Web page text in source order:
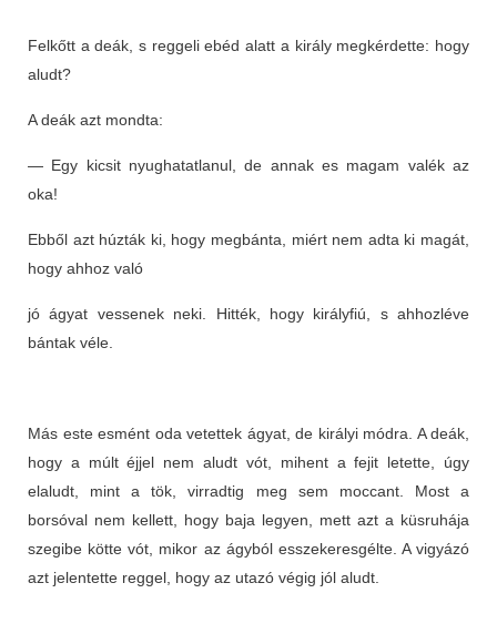
Felkőtt a deák, s reggeli ebéd alatt a király megkérdette: hogy
aludt?
A deák azt mondta:
— Egy kicsit nyughatatlanul, de annak es magam valék az
oka!
Ebből azt húzták ki, hogy megbánta, miért nem adta ki magát,
hogy ahhoz való
jó ágyat vessenek neki. Hitték, hogy királyfiú, s ahhozléve
bántak véle.
Más este esmént oda vetettek ágyat, de királyi módra. A deák,
hogy a múlt éjjel nem aludt vót, mihent a fejit letette, úgy
elaludt, mint a tök, virradtig meg sem moccant. Most a
borsóval nem kellett, hogy baja legyen, mett azt a küsruhája
szegibe kötte vót, mikor az ágyból esszekeresgélte. A vigyázó
azt jelentette reggel, hogy az utazó végig jól aludt.